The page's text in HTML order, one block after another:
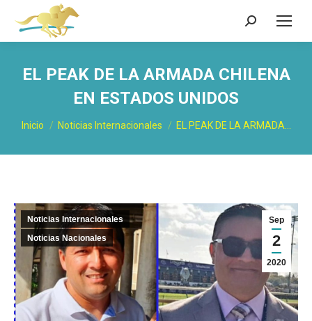
Buscar:
EL PEAK DE LA ARMADA CHILENA
EN ESTADOS UNIDOS
Estás aquí:
Inicio Noticias Internacionales EL PEAK DE LA ARMADA…
Sep
2
2020
Noticias Internacionales
Noticias Nacionales